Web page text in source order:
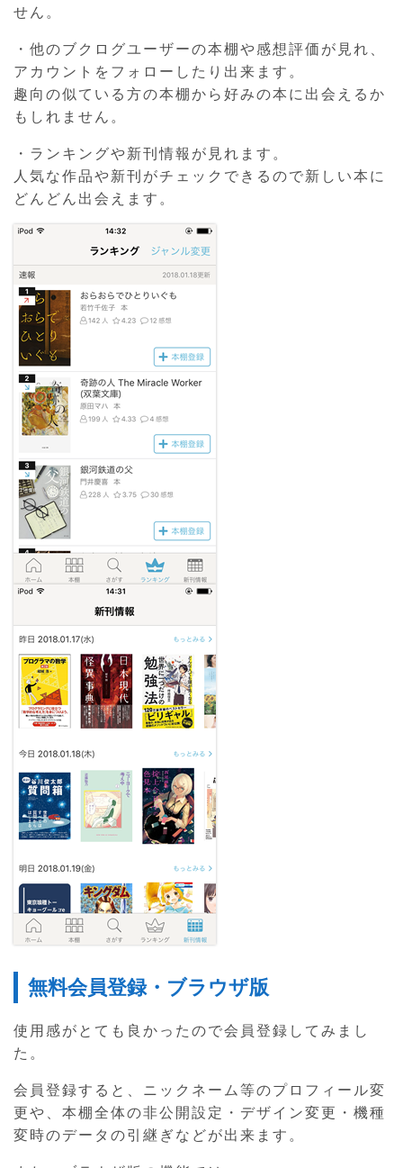
せん。
・他のブクログユーザーの本棚や感想評価が見れ、
アカウントをフォローしたり出来ます。
趣向の似ている方の本棚から好みの本に出会えるか
もしれません。
・ランキングや新刊情報が見れます。
人気な作品や新刊がチェックできるので新しい本に
どんどん出会えます。
無料会員登録・ブラウザ版
使用感がとても良かったので会員登録してみまし
た。
会員登録すると、ニックネーム等のプロフィール変
更や、本棚全体の非公開設定・デザイン変更・機種
変時のデータの引継ぎなどが出来ます。